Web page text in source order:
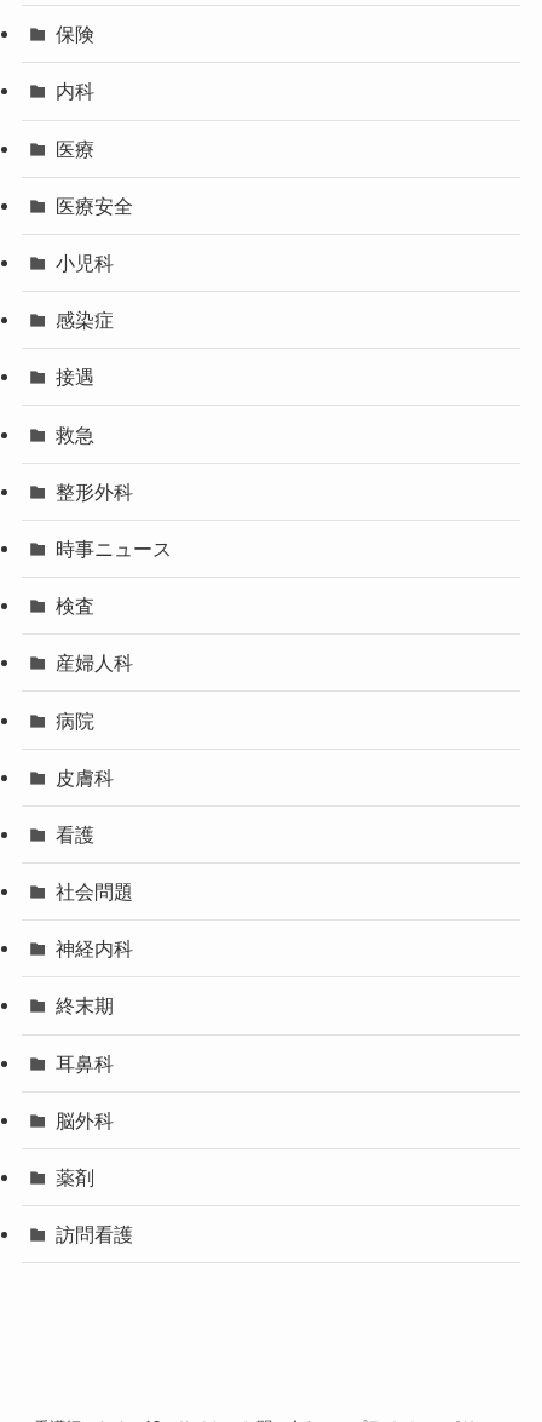
保険
内科
医療
医療安全
小児科
感染症
接遇
救急
整形外科
時事ニュース
検査
産婦人科
病院
皮膚科
看護
社会問題
神経内科
終末期
耳鼻科
脳外科
薬剤
訪問看護